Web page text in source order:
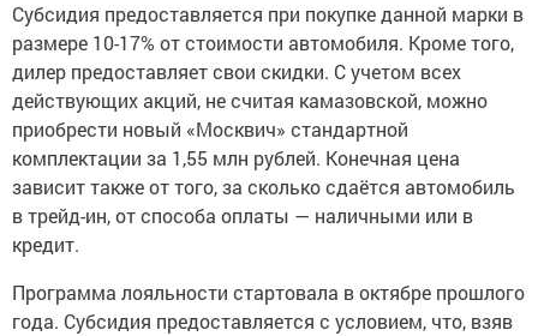
Субсидия предоставляется при покупке данной марки в
размере 10-17% от стоимости автомобиля. Кроме того,
дилер предоставляет свои скидки. С учетом всех
действующих акций, не считая камазовской, можно
приобрести новый «Москвич» стандартной
комплектации за 1,55 млн рублей. Конечная цена
зависит также от того, за сколько сдаётся автомобиль
в трейд-ин, от способа оплаты — наличными или в
кредит.
Программа лояльности стартовала в октябре прошлого
года. Субсидия предоставляется с условием, что, взяв